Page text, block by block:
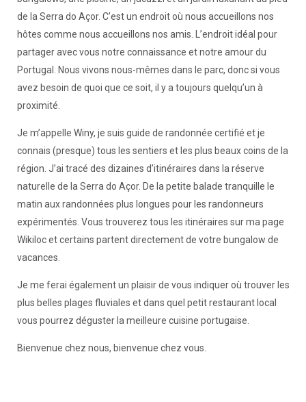
de la Serra do Açor. C’est un endroit où nous accueillons nos
hôtes comme nous accueillons nos amis. L’endroit idéal pour
partager avec vous notre connaissance et notre amour du
Portugal. Nous vivons nous-mêmes dans le parc, donc si vous
avez besoin de quoi que ce soit, il y a toujours quelqu’un à
proximité.
Je m’appelle Winy, je suis guide de randonnée certifié et je
connais (presque) tous les sentiers et les plus beaux coins de la
région. J’ai tracé des dizaines d’itinéraires dans la réserve
naturelle de la Serra do Açor. De la petite balade tranquille le
matin aux randonnées plus longues pour les randonneurs
expérimentés. Vous trouverez tous les itinéraires sur ma page
Wikiloc et certains partent directement de votre bungalow de
vacances.
Je me ferai également un plaisir de vous indiquer où trouver les
plus belles plages fluviales et dans quel petit restaurant local
vous pourrez déguster la meilleure cuisine portugaise.
Bienvenue chez nous, bienvenue chez vous.